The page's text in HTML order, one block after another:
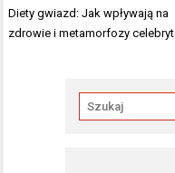
Nawigacja
wpisu
Diety gwiazd: Jak wpływają na
zdrowie i metamorfozy